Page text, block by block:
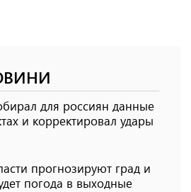
для россиян данные
и ​​корректировал удары
прогнозируют град и
погода в выходные